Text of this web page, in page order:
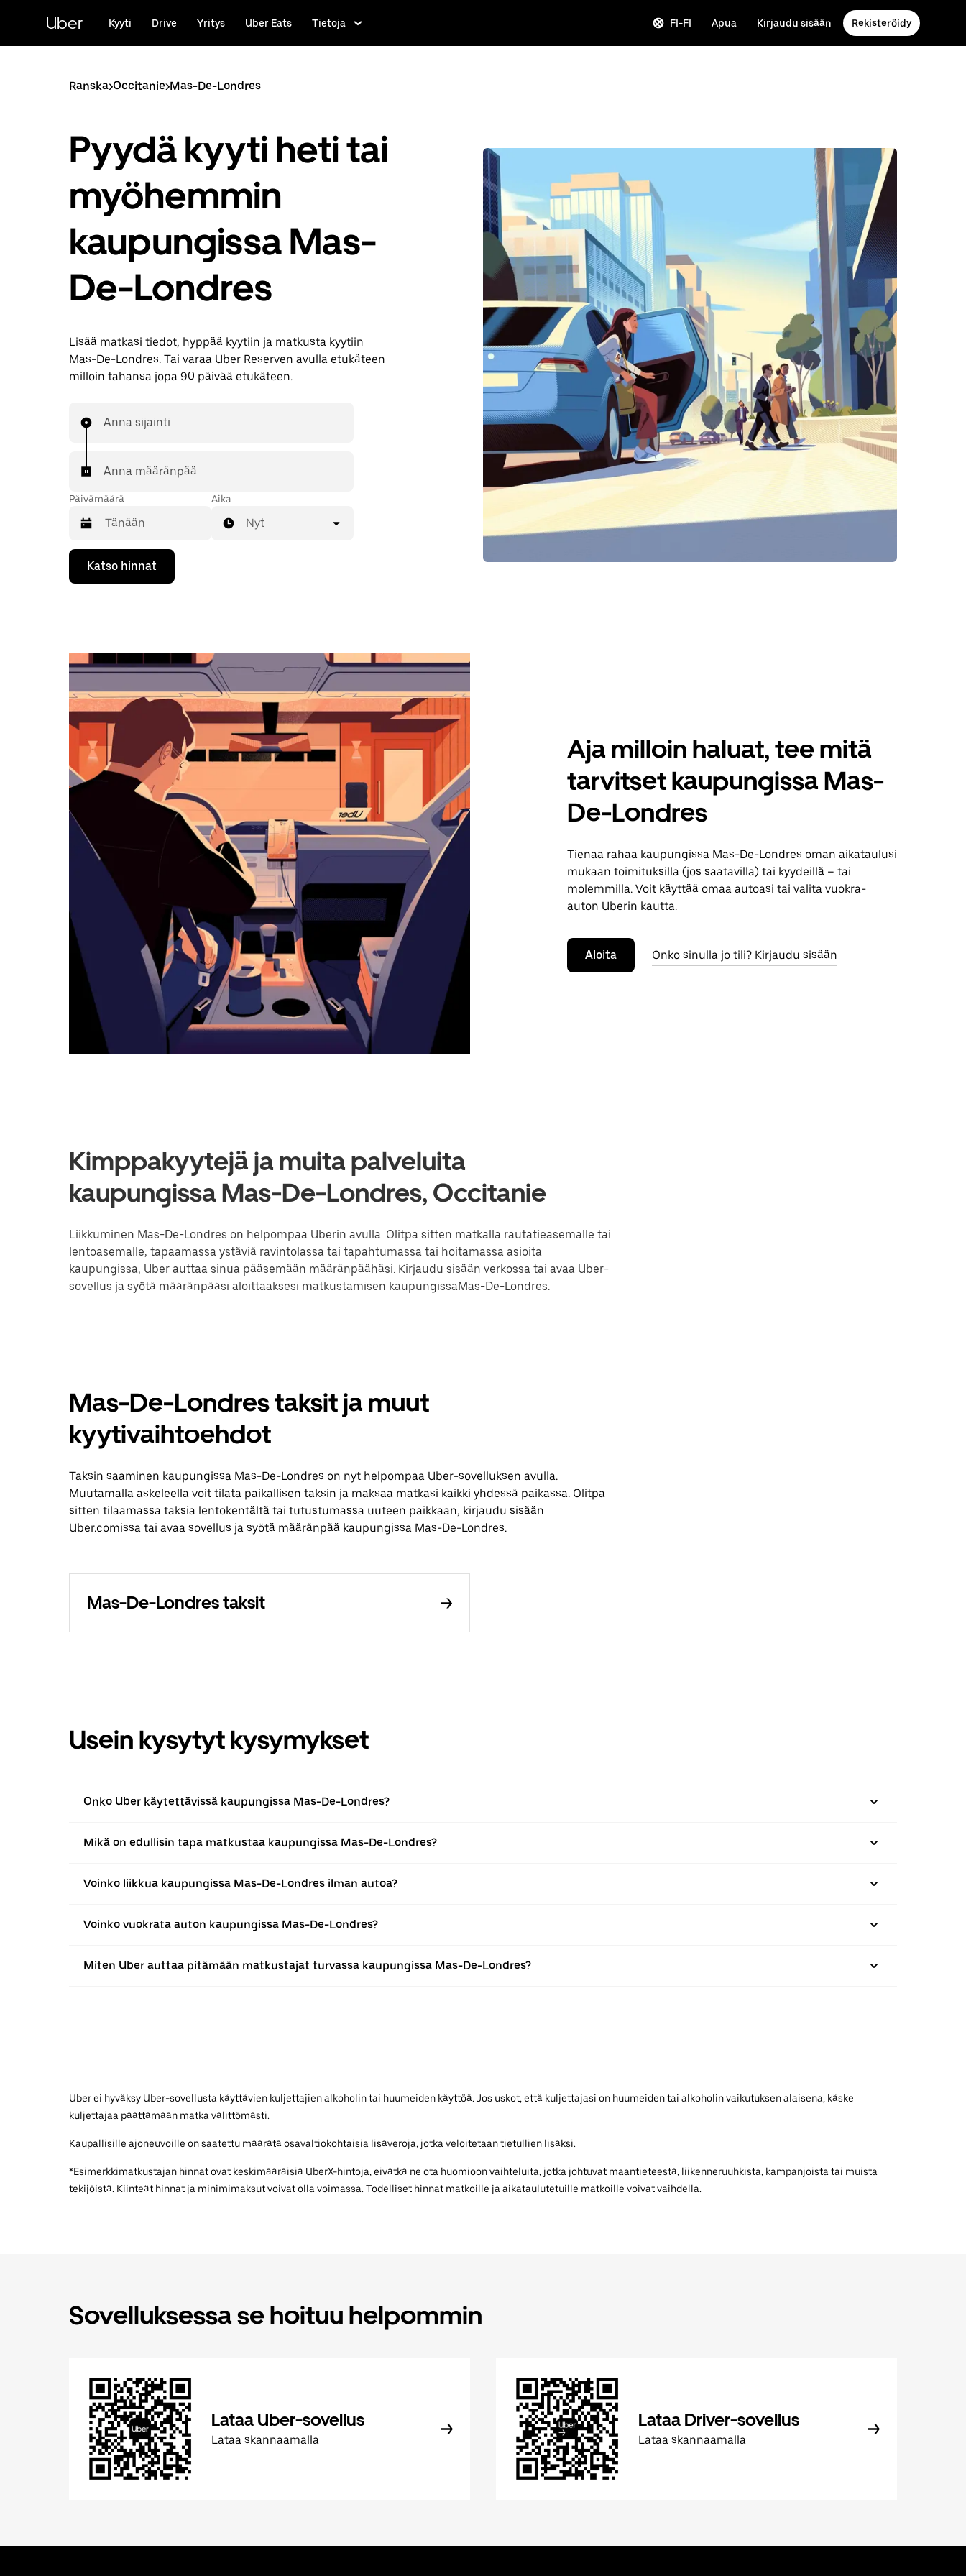
pääsisältöön
Uber Kyyti Drive Yritys Uber Eats Tietoja FI-FI Apua Kirjaudu sisään Rekisteröidy
Ranska>Occitanie>Mas-De-Londres
Pyydä kyyti heti tai
myöhemmin
kaupungissa Mas-
De-Londres
Lisää matkasi tiedot, hyppää kyytiin ja matkusta kyytiin
Mas-De-Londres. Tai varaa Uber Reserven avulla etukäteen
milloin tahansa jopa 90 päivää etukäteen.
Anna sijainti
Anna määränpää
Päivämäärä
Valitse
päivämäärä
kalenterissa
Esc-
painikkeella.
Aika
Nyt
Katso hinnat
Aja milloin haluat, tee mitä
tarvitset kaupungissa Mas-
De-Londres
Tienaa rahaa kaupungissa Mas-De-Londres oman aikataulusi
mukaan toimituksilla (jos saatavilla) tai kyydeillä – tai
molemmilla. Voit käyttää omaa autoasi tai valita vuokra-
auton Uberin kautta.
Aloita Onko sinulla jo tili? Kirjaudu sisään
Kimppakyytejä ja muita palveluita
kaupungissa Mas-De-Londres, Occitanie
Liikkuminen Mas-De-Londres on helpompaa Uberin avulla. Olitpa sitten matkalla rautatieasemalle tai
lentoasemalle, tapaamassa ystäviä ravintolassa tai tapahtumassa tai hoitamassa asioita
kaupungissa, Uber auttaa sinua pääsemään määränpäähäsi. Kirjaudu sisään verkossa tai avaa Uber-
sovellus ja syötä määränpääsi aloittaaksesi matkustamisen kaupungissaMas-De-Londres.
Mas-De-Londres taksit ja muut
kyytivaihtoehdot
Taksin saaminen kaupungissa Mas-De-Londres on nyt helpompaa Uber-sovelluksen avulla.
Muutamalla askeleella voit tilata paikallisen taksin ja maksaa matkasi kaikki yhdessä paikassa. Olitpa
sitten tilaamassa taksia lentokentältä tai tutustumassa uuteen paikkaan, kirjaudu sisään
Uber.comissa tai avaa sovellus ja syötä määränpää kaupungissa Mas-De-Londres.
Mas-De-Londres taksit
Usein kysytyt kysymykset
Onko Uber käytettävissä kaupungissa Mas-De-Londres?
Mikä on edullisin tapa matkustaa kaupungissa Mas-De-Londres?
Voinko liikkua kaupungissa Mas-De-Londres ilman autoa?
Voinko vuokrata auton kaupungissa Mas-De-Londres?
Miten Uber auttaa pitämään matkustajat turvassa kaupungissa Mas-De-Londres?
Uber ei hyväksy Uber-sovellusta käyttävien kuljettajien alkoholin tai huumeiden käyttöä. Jos uskot, että kuljettajasi on huumeiden tai alkoholin vaikutuksen alaisena, käske
kuljettajaa päättämään matka välittömästi.
Kaupallisille ajoneuvoille on saatettu määrätä osavaltiokohtaisia lisäveroja, jotka veloitetaan tietullien lisäksi.
*Esimerkkimatkustajan hinnat ovat keskimääräisiä UberX-hintoja, eivätkä ne ota huomioon vaihteluita, jotka johtuvat maantieteestä, liikenneruuhkista, kampanjoista tai muista
tekijöistä. Kiinteät hinnat ja minimimaksut voivat olla voimassa. Todelliset hinnat matkoille ja aikataulutetuille matkoille voivat vaihdella.
Sovelluksessa se hoituu helpommin
Lataa Uber-sovellus
Lataa skannaamalla
Lataa Driver-sovellus
Lataa skannaamalla